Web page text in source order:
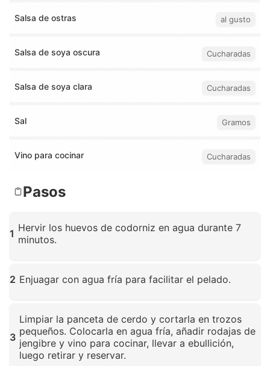
Salsa de ostras al gusto
Salsa de soya oscura Cucharadas
Salsa de soya clara Cucharadas
Sal Gramos
Vino para cocinar Cucharadas
Pasos
1 Hervir los huevos de codorniz en agua durante 7
minutos.
2 Enjuagar con agua fría para facilitar el pelado.
3
Limpiar la panceta de cerdo y cortarla en trozos
pequeños. Colocarla en agua fría, añadir rodajas de
jengibre y vino para cocinar, llevar a ebullición,
luego retirar y reservar.